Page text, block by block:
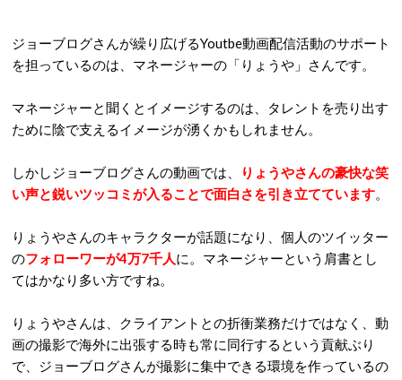
ジョーブログさんが繰り広げるYoutbe動画配信活動のサポート
を担っているのは、マネージャーの「りょうや」さんです。
マネージャーと聞くとイメージするのは、タレントを売り出す
ために陰で支えるイメージが湧くかもしれません。
しかしジョーブログさんの動画では、
りょうやさんの豪快な笑
い声と鋭いツッコミが入ることで面白さを引き立てています。
りょうやさんのキャラクターが話題になり、個人のツイッター
のフォローワーが4万7千人に。マネージャーという肩書とし
てはかなり多い方ですね。
りょうやさんは、クライアントとの折衝業務だけではなく、動
画の撮影で海外に出張する時も常に同行するという貢献ぶり
で、ジョーブログさんが撮影に集中できる環境を作っているの